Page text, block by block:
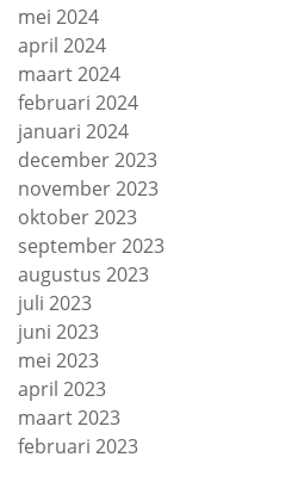
mei 2024
april 2024
maart 2024
februari 2024
januari 2024
december 2023
november 2023
oktober 2023
september 2023
augustus 2023
juli 2023
juni 2023
mei 2023
april 2023
maart 2023
februari 2023